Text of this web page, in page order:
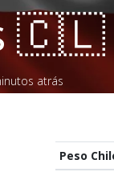
🇨🇱
atrás
Peso